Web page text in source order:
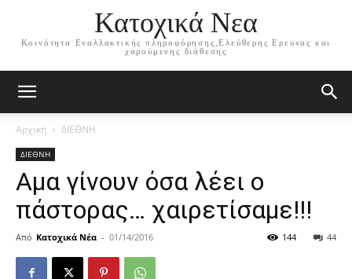
Κατοχικά Νεα
Κοινότητα Εναλλακτικής πληροφόρησης,Ελεύθερης Ερευνας και
χαρούμενης διάθεσης
Αρχική ΔΙΕΘΝΗ
ΔΙΕΘΝΗ
Αμα γίνουν όσα λέει ο
πάστορας… χαιρετίσαμε!!!
Από Κατοχικά Νέα - 01/14/2016 44
144